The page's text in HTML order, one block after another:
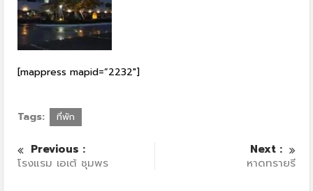
[mappress mapid=”2232″]
Tags: ที่พัก
Previous :
โรงแรม เอเต้ ชุมพร
Next :
หาดทรายรี